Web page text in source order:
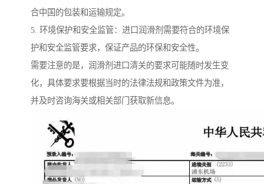
合中国的包装和运输规定。
5. 环境保护和安全监管：进口润滑剂需要符合的环境保
护和安全监管要求，保证产品的环保和安全性。
需要注意的是，润滑剂进口清关的要求可能随时发生变
化，具体要求要根据当时的法律法规和政策文件为准，
并及时咨询海关或相关部门获取新信息。